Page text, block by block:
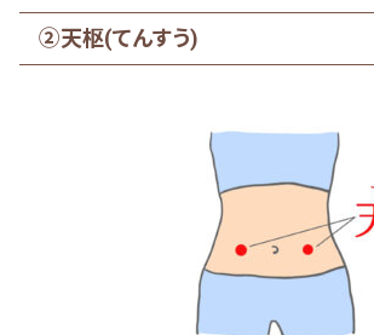
②天枢(てんすう)